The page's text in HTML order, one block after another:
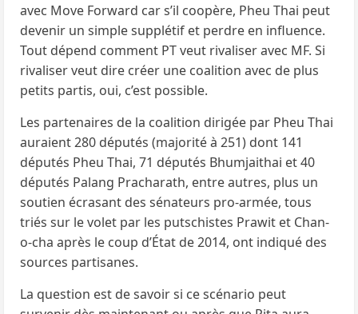
avec Move Forward car s’il coopère, Pheu Thai peut
devenir un simple supplétif et perdre en influence.
Tout dépend comment PT veut rivaliser avec MF. Si
rivaliser veut dire créer une coalition avec de plus
petits partis, oui, c’est possible.
Les partenaires de la coalition dirigée par Pheu Thai
auraient 280 députés (majorité à 251) dont 141
députés Pheu Thai, 71 députés Bhumjaithai et 40
députés Palang Pracharath, entre autres, plus un
soutien écrasant des sénateurs pro-armée, tous
triés sur le volet par les putschistes Prawit et Chan-
o-cha après le coup d’État de 2014, ont indiqué des
sources partisanes.
La question est de savoir si ce scénario peut